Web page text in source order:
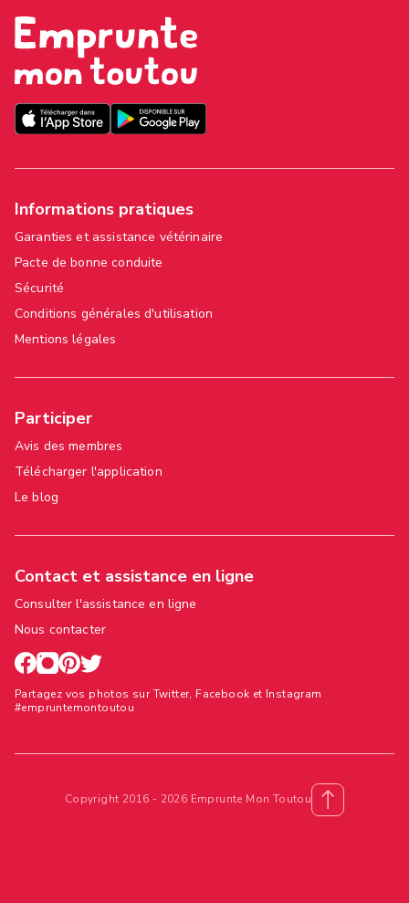
Informations pratiques
Garanties et assistance vétérinaire
Pacte de bonne conduite
Sécurité
Conditions générales d'utilisation
Mentions légales
Participer
Avis des membres
Télécharger l'application
Le blog
Contact et assistance en ligne
Consulter l'assistance en ligne
Nous contacter
Partagez vos photos sur Twitter, Facebook et Instagram
#empruntemontoutou
Copyright 2016 - 2026 Emprunte Mon Toutou